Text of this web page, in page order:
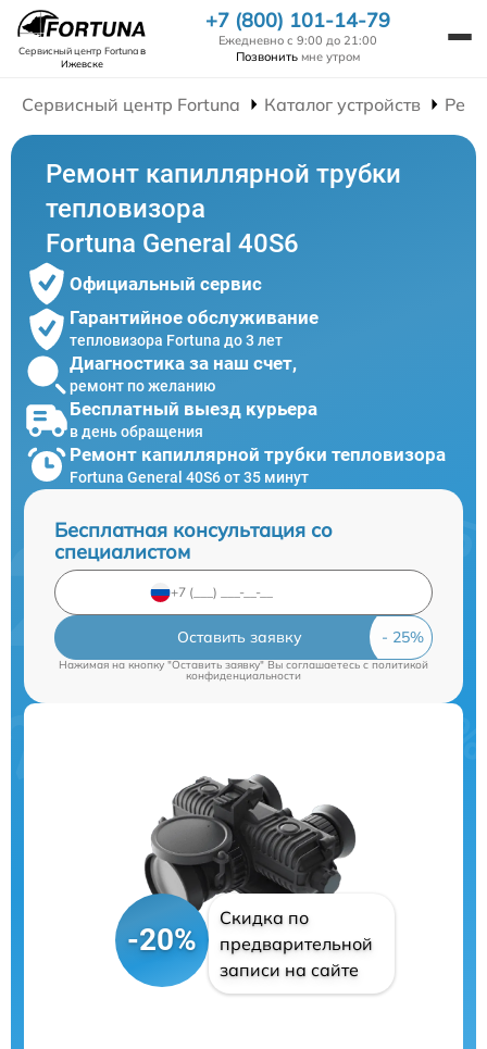
Сервисный центр Fortunaв
Ижевске
+7 (800) 101-14-79
Ежедневно с 9:00 до 21:00
Позвонить мне утром
Сервисный центр Fortuna Каталог устройств
Ремонт капиллярной трубки
тепловизора
Fortuna General 40S6
Официальный сервис
Гарантийное обслуживание
тепловизора Fortuna до 3 лет
Диагностика за наш счет,
ремонт по желанию
Бесплатный выезд курьера
в день обращения
Ремонт капиллярной трубки тепловизора
Fortuna General 40S6 от 35 минут
Бесплатная консультация со
специалистом
Оставить заявку
Нажимая на кнопку "Оставить заявку" Вы соглашаетесь cполитикой
конфиденциальности
-20%
Скидка по
предварительной
записи на сайте